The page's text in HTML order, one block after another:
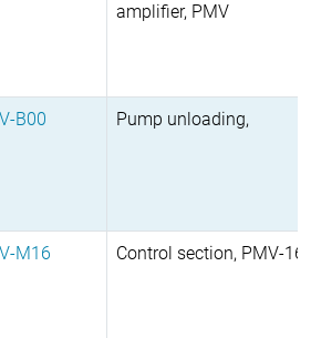
amplifier, PMV
B00 Pump unloading,
M16 Control section, PMV-16